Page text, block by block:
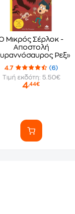
Μικρός Σέρλοκ -
Αποστολή
Ρεξ»
4.7
(6)
Τιμή εκδότη: 5.50€
4,44€